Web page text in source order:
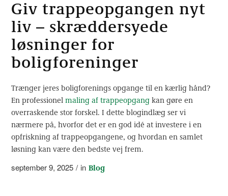
Giv trappeopgangen nyt
liv – skræddersyede
løsninger for
boligforeninger
Trænger jeres boligforenings opgange til en kærlig hånd?
En professionelmaling af trappeopgang kan gøre en
overraskende stor forskel. I dette blogindlæg ser vi
nærmere på, hvorfor det er en god idé at investere i en
opfriskning af trappeopgangene, og hvordan en samlet
løsning kan være den bedste vej frem.
september 9, 2025 / in Blog